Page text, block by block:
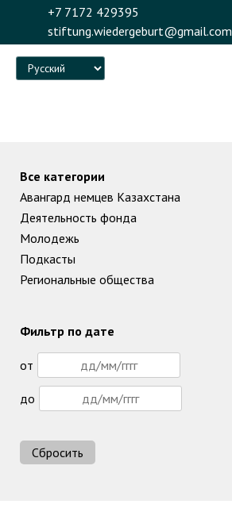
+7 7172 429395
stiftung.wiedergeburt@gmail.com
Language
Все категории
Авангард немцев Казахстана
Деятельность фонда
Молодежь
Подкасты
Региональные общества
Фильтр по дате
от
до
Сбросить